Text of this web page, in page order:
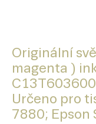
Originální
magenta )
Určeno pro
7880; Epson